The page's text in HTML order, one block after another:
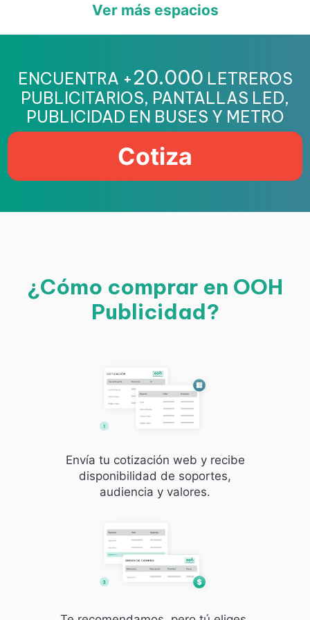
Ver más espacios
ENCUENTRA +20.000 LETREROS
PUBLICITARIOS, PANTALLAS LED,
PUBLICIDAD EN BUSES Y METRO
Cotiza
¿Cómo comprar en OOH
Publicidad?
Envía tu cotización web y recibe
disponibilidad de soportes,
audiencia y valores.